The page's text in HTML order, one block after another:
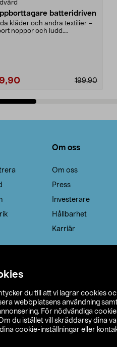
du till att vi lagrar cookies
webbplatsens användning
För nödvändiga
du istället vill skräddarsy dina
cookie-inställningar eller
batteridriven
kläder och andra textilier –
noppor och ludd.
199,90
Om oss
Om oss
Press
Investerare
Hållbarhet
Karriär